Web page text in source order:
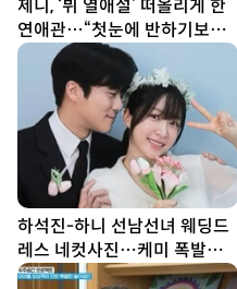
제니, ‘뷔 열애설’ 떠올리게 한
연애관…“첫눈에 반하기보다
친구부터” [SD톡톡]
하석진-하니 선남선녀 웨딩드
레스 네컷사진…케미 폭발
[DA★]